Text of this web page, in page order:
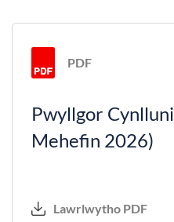
PDF
Pwyllgor
Mehefin 2026)
Lawrlwytho PDF